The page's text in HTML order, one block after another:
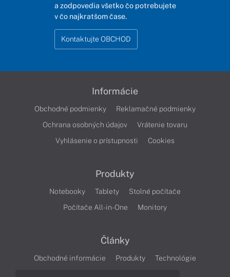
a zodpovedia všetko čo potrebujete
v čo najkratšom čase.
Kontaktujte OBCHOD
Informácie
Obchodné podmienky
Reklamačné podmienky
Ochrana osobných údajov
Vrátenie tovaru
Vyhlásenie o prístupnosti
Cookies
Produkty
Notebooky Tablety
Stolné počítače
Počítače All-in-One
Monitory
Články
Obchodné informácie Produkty
Technológie